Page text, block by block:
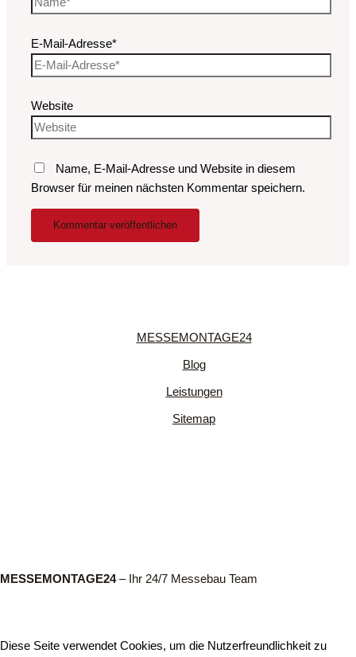
E-Mail-Adresse*
Website
Name, E-Mail-Adresse und Website in diesem
Browser für meinen nächsten Kommentar speichern.
MESSEMONTAGE24
Blog
Leistungen
Sitemap
MESSEMONTAGE24– Ihr 24/7 Messebau Team
Diese Seite verwendet Cookies, um die Nutzerfreundlichkeit zu